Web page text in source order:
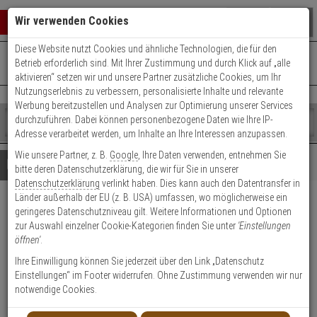
Warenkorb schließen
0 ARTIKEL IM WARENKORB
Ihr Warenkorb ist momentan leer.
Ergebnisse ()
Fertig
Shop
durchsuchen
Bitte
geben
Sie
mindestens
Zeichen
ein,
um
Suche
Es
wurde
noch
Kategorien
Suche
gestartet
+49 (0)821 899 493-0Mo. - Do.: 8:00 - 16:30 | Fr.: 8:00 - 14:00 Uhr
Kontaktservice nutzen
Details Beratung
AXIS P3374-V IP-Kamera 720p
Tag/Nacht PoE IK10
Produktmerkmale
Wir verwenden Cookies
Diese Website nutzt Cookies und ähnliche Technologien, die für den
Betrieb erforderlich sind. Mit Ihrer Zustimmung und durch Klick auf „alle
aktivieren“ setzen wir und unsere Partner zusätzliche Cookies, um Ihr
Nutzungserlebnis zu verbessern, personalisierte Inhalte und relevante
Werbung bereitzustellen und Analysen zur Optimierung unserer Services
durchzuführen. Dabei können personenbezogene Daten wie Ihre IP-
Adresse verarbeitet werden, um Inhalte an Ihre Interessen anzupassen.
Wie unsere Partner, z. B. Google , Ihre Daten verwenden, entnehmen Sie
bitte deren Datenschutzerklärung, die wir für Sie in unserer
Datenschutzerklärung verlinkt haben. Dies kann auch den Datentransfer in
Länder außerhalb der EU (z. B. USA) umfassen, wo möglicherweise ein
geringeres Datenschutzniveau gilt. Weitere Informationen und Optionen
zur Auswahl einzelner Cookie-Kategorien finden Sie unter 'Einstellungen
öffnen'.
Ihre Einwilligung können Sie jederzeit über den Link „Datenschutz
Einstellungen“ im Footer widerrufen. Ohne Zustimmung verwenden wir nur
notwendige Cookies.